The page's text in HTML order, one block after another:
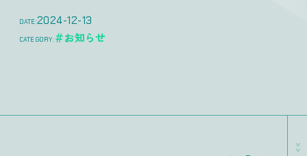
DATE:2024-12-13
CATEGORY:＃お知らせ